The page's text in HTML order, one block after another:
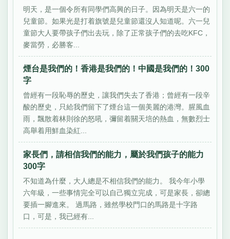
明天，是一個令所有同學們高興的日子。因為明天是六一的
兒童節。如果光是打着旗號是兒童節還沒人知道呢。六一兒
童節大人要帶孩子們出去玩，除了正常孩子們的去吃KFC，
麥當勞，必勝客...
煙台是我們的！香港是我們的！中國是我們的！300
字
曾經有一段恥辱的歷史，讓我們失去了香港；曾經有一段辛
酸的歷史，只給我們留下了煙台這一個美麗的港灣。腥風血
雨，飄散着林則徐的怒吼，彌留着關天培的熱血，無數烈士
高舉着用鮮血染紅...
家長們，請相信我們的能力，屬於我們孩子的能力
300字
不知道為什麼，大人總是不相信我們的能力。 我今年小學
六年級，一些事情完全可以自己獨立完成，可是家長，卻總
要插一腳進來。 過馬路，雖然學校門口的馬路是十字路
口，可是，我已經有...